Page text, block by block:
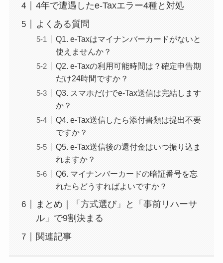
4年で遭遇したe-Taxエラー4種と対処
よくある質問
Q1. e-Taxはマイナンバーカードがないと
使えませんか？
Q2. e-Taxの利用可能時間は？確定申告期
だけ24時間ですか？
Q3. スマホだけでe-Tax送信は完結します
か？
Q4. e-Tax送信したら添付書類は提出不要
ですか？
Q5. e-Tax送信後の還付金はいつ振り込ま
れますか？
Q6. マイナンバーカードの暗証番号を忘
れたらどうすればよいですか？
まとめ｜「方式選び」と「事前リハーサ
ル」で9割決まる
関連記事